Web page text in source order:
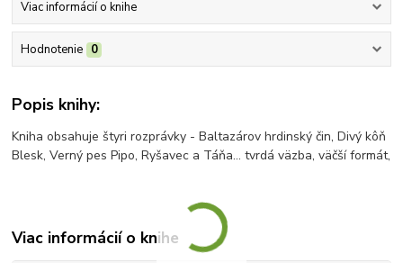
Viac informácií o knihe
Hodnotenie 0
Popis knihy:
Kniha obsahuje štyri rozprávky - Baltazárov hrdinský čin, Divý kôň
Blesk, Verný pes Pipo, Ryšavec a Táňa... tvrdá väzba, väčší formát,
Viac informácií o knihe